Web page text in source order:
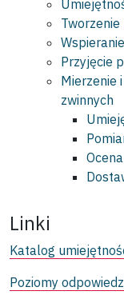
Przyjęcie
Mierzenie
zwinnych
Linki
Katalog
Poziomy